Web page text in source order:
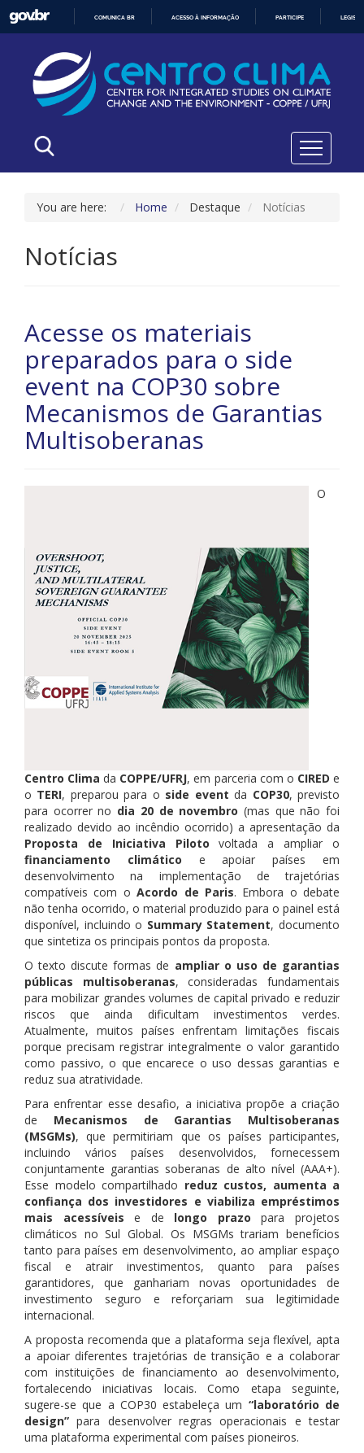
O
CONTEÚDO
COMUNICA BR ACESSO À INFORMAÇÃO PARTICIPE
You are here: Home Destaque Notícias
Notícias
Acesse os materiais
preparados para o side
event na COP30 sobre
Mecanismos de Garantias
Multisoberanas
O
Centro Clima da COPPE/UFRJ, em parceria com o CIRED e
o TERI, preparou para o side event da COP30, previsto
para ocorrer no dia 20 de novembro (mas que não foi
realizado devido ao incêndio ocorrido) a apresentação da
Proposta de Iniciativa Piloto voltada a ampliar o
financiamento climático e apoiar países em
desenvolvimento na implementação de trajetórias
compatíveis com oAcordo de Paris. Embora o debate
não tenha ocorrido, o material produzido para o painel está
disponível, incluindo o Summary Statement, documento
que sintetiza os principais pontos da proposta.
O texto discute formas de ampliar o uso de garantias
públicas multisoberanas, consideradas fundamentais
para mobilizar grandes volumes de capital privado e reduzir
riscos que ainda dificultam investimentos verdes.
Atualmente, muitos países enfrentam limitações fiscais
porque precisam registrar integralmente o valor garantido
como passivo, o que encarece o uso dessas garantias e
reduz sua atratividade.
Para enfrentar esse desafio, a iniciativa propõe a criação
de Mecanismos de Garantias Multisoberanas
(MSGMs), que permitiriam que os países participantes,
incluindo vários países desenvolvidos, fornecessem
conjuntamente garantias soberanas de alto nível (AAA+).
Esse modelo compartilhado reduz custos, aumenta a
confiança dos investidores e viabiliza empréstimos
mais acessíveis e de longo prazo para projetos
climáticos no Sul Global. Os MSGMs trariam benefícios
tanto para países em desenvolvimento, ao ampliar espaço
fiscal e atrair investimentos, quanto para países
garantidores, que ganhariam novas oportunidades de
investimento seguro e reforçariam sua legitimidade
internacional.
A proposta recomenda que a plataforma seja flexível, apta
a apoiar diferentes trajetórias de transição e a colaborar
com instituições de financiamento ao desenvolvimento,
fortalecendo iniciativas locais. Como etapa seguinte,
sugere-se que a COP30 estabeleça um “laboratório de
design” para desenvolver regras operacionais e testar
uma plataforma experimental com países pioneiros.